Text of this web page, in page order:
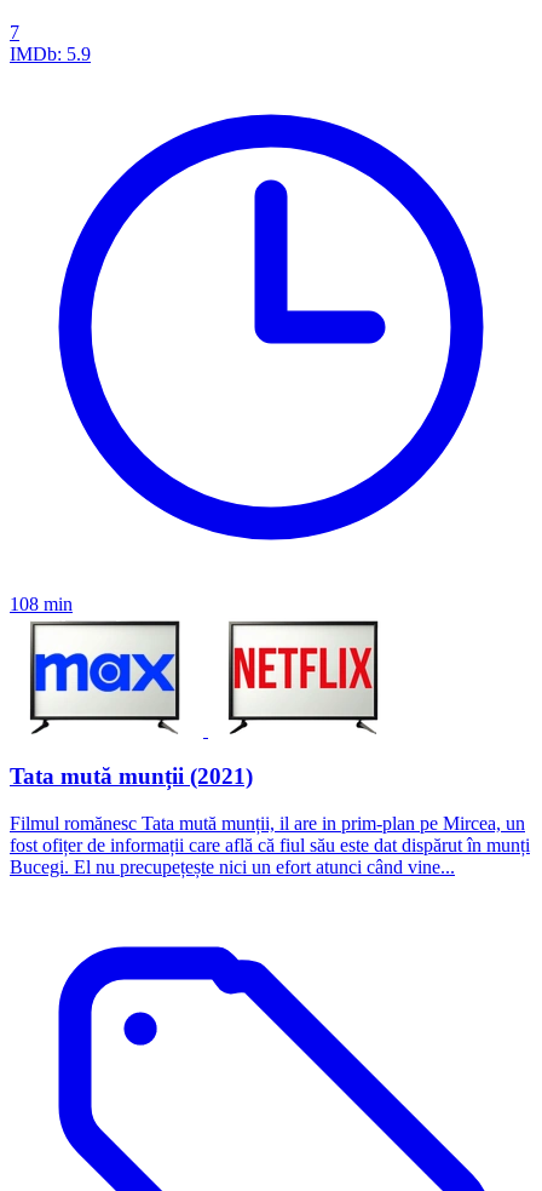
7
IMDb: 5.9
108 min
Tata mută munții (2021)
Filmul romănesc Tata mută munții, il are in prim-plan pe Mircea, un
fost ofițer de informații care află că fiul său este dat dispărut în munți
Bucegi. El nu precupețește nici un efort atunci când vine...